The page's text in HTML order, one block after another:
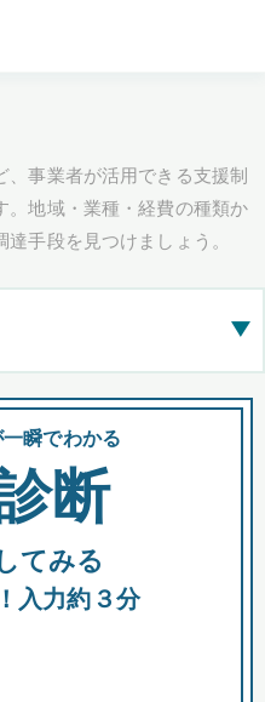
事業者が活用できる支援制
。地域・業種・経費の種類か
手段を見つけましょう。
▶
表示
出資
瞬でわかる
断
てみる
入力約３分